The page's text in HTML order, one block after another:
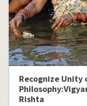
Recognize Unity
Rishta